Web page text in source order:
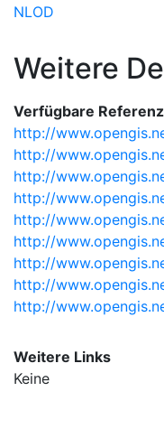
NLOD
Weitere
Verfügbare
http://
http://
http://
http://
http://
http://
http://
http://
http://
Weitere Links
Keine